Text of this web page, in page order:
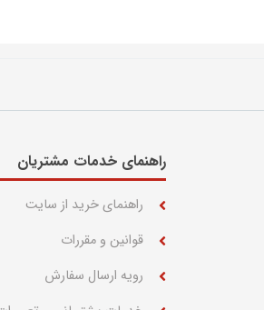
راهنمای خدمات مشتریان
راهنمای خرید از سایت
قوانین و مقررات
رویه ارسال سفارش